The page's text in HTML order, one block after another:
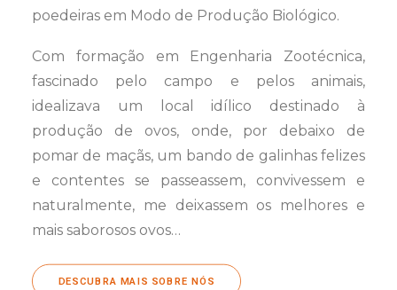
poedeiras em Modo de Produção Biológico.
Com formação em Engenharia Zootécnica,
fascinado pelo campo e pelos animais,
idealizava um local idílico destinado à
produção de ovos, onde, por debaixo de
pomar de maçãs, um bando de galinhas felizes
e contentes se passeassem, convivessem e
naturalmente, me deixassem os melhores e
mais saborosos ovos…
DESCUBRA MAIS SOBRE NÓS